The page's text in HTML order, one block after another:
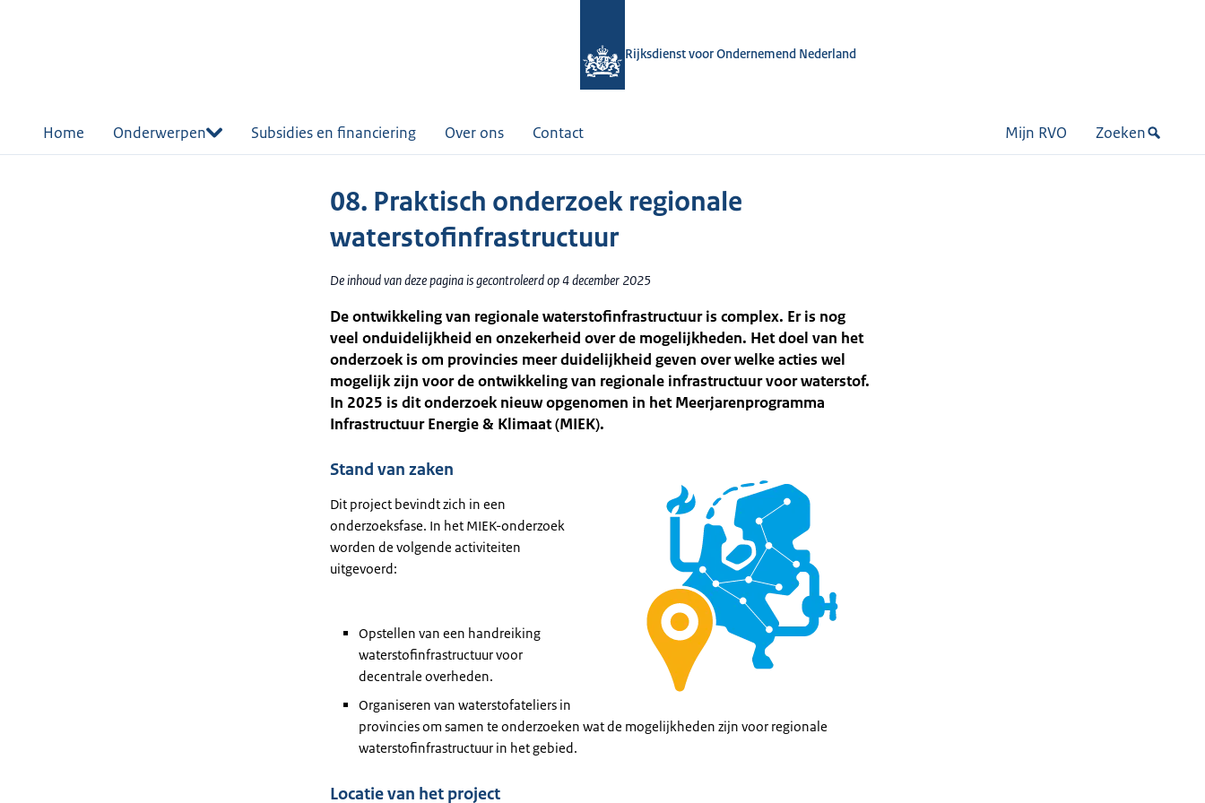
Rijksdienst voor Ondernemend Nederland
Home Onderwerpen Subsidies en financiering Over ons Contact Mijn RVO Zoeken
08. Praktisch onderzoek regionale
waterstofinfrastructuur
De inhoud van deze pagina is gecontroleerd op 4 december 2025
De ontwikkeling van regionale waterstofinfrastructuur is complex. Er is nog
veel onduidelijkheid en onzekerheid over de mogelijkheden. Het doel van het
onderzoek is om provincies meer duidelijkheid geven over welke acties wel
mogelijk zijn voor de ontwikkeling van regionale infrastructuur voor waterstof.
In 2025 is dit onderzoek nieuw opgenomen in het Meerjarenprogramma
Infrastructuur Energie & Klimaat (MIEK).
Stand van zaken
Dit project bevindt zich in een
onderzoeksfase. In het MIEK-onderzoek
worden de volgende activiteiten
uitgevoerd:
Opstellen van een handreiking
waterstofinfrastructuur voor
decentrale overheden.
Organiseren van waterstofateliers in
provincies om samen te onderzoeken wat de mogelijkheden zijn voor regionale
waterstofinfrastructuur in het gebied.
Locatie van het project